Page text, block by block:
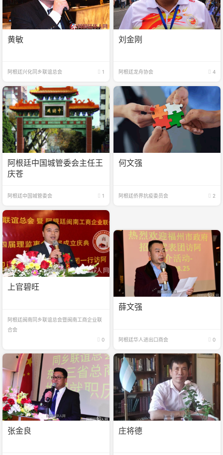
黄敏
阿根廷兴化同乡联谊总会 1
刘金刚
阿根廷龙舟协会 4
阿根廷中国城管委会主任王
庆苍
阿根廷中国城管委会 1
何文强
阿根廷侨界抗疫委员会 2
上官碧旺
阿根廷闽南同乡联谊总会暨闽南工商企业联
合会
0
薛文强
阿根廷华人进出口商会 0
张金良 庄将德